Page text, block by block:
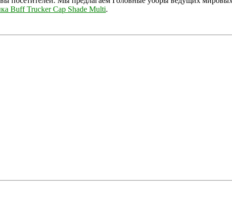
Buff Trucker Cap Shade Multi.